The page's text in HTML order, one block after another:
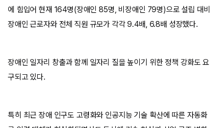
에 힘입어 현재 164명(장애인 85명, 비장애인 79명)으로 설립 대비
장애인 근로자와 전체 직원 규모가 각각 9.4배, 6.8배 성장했다.
장애인 일자리 창출과 함께 일자리 질을 높이기 위한 정책 강화도 요
구되고 있다.
특히 최근 장애 인구도 고령화와 인공지능 기술 확산에 따른 자동화